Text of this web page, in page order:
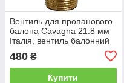
Вентиль для пропанового
балона Cavagna 21.8 мм
Італія, вентиль балонний
480 ₴
Купити